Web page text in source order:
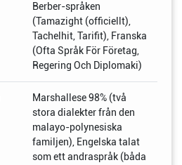
Berber-språken
(Tamazight (officiellt),
Tachelhit, Tarifit), Franska
(Ofta Språk För Företag,
Regering Och Diplomaki)
Marshallese 98% (två
stora dialekter från den
malayo-polynesiska
familjen), Engelska talat
som ett andraspråk (båda